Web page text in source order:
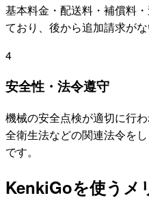
基本料金・配送料・補償料
ており、後から追加請求が
4
安全性・法令遵守
機械の安全点検が適切に行
全衛生法などの関連法令を
です。
KenkiGoを使うメ